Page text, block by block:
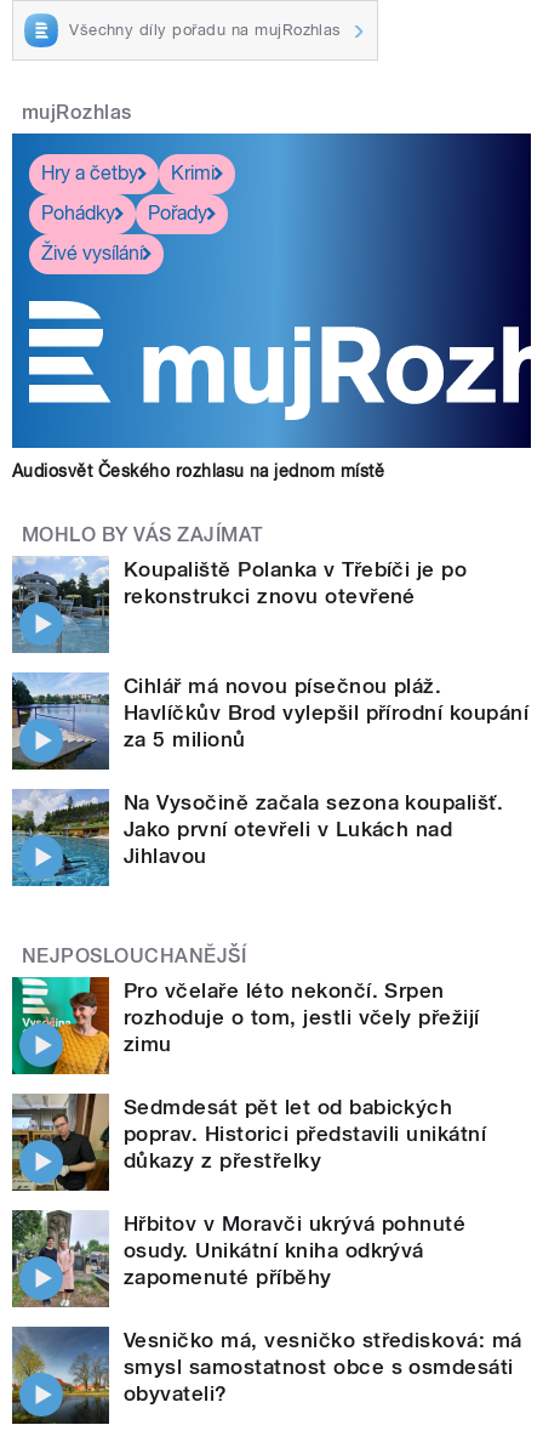
Všechny díly pořadu na mujRozhlas
mujRozhlas
Hry a četby
Krimi
Pohádky
Pořady
Živé vysílání
Audiosvět Českého rozhlasu na jednom místě
MOHLO BY VÁS ZAJÍMAT
Koupaliště Polanka v Třebíči je po
rekonstrukci znovu otevřené
Cihlář má novou písečnou pláž.
Havlíčkův Brod vylepšil přírodní koupání
za 5 milionů
Na Vysočině začala sezona koupališť.
Jako první otevřeli v Lukách nad
Jihlavou
NEJPOSLOUCHANĚJŠÍ
Pro včelaře léto nekončí. Srpen
rozhoduje o tom, jestli včely přežijí
zimu
Sedmdesát pět let od babických
poprav. Historici představili unikátní
důkazy z přestřelky
Hřbitov v Moravči ukrývá pohnuté
osudy. Unikátní kniha odkrývá
zapomenuté příběhy
Vesničko má, vesničko středisková: má
smysl samostatnost obce s osmdesáti
obyvateli?